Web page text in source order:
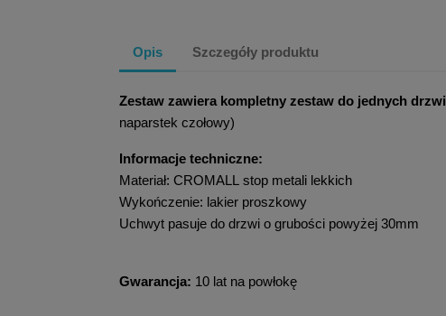
Opis Szczegóły produktu
Zestaw zawiera kompletny zestaw do jednych drzwi
naparstek czołowy)
Informacje techniczne:
Materiał: CROMALL stop metali lekkich
Wykończenie: lakier proszkowy
Uchwyt pasuje do drzwi o grubości powyżej 30mm
Gwarancja: 10 lat na powłokę